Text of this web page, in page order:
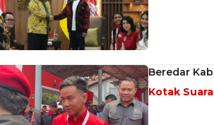
Beredar
Kotak Suara